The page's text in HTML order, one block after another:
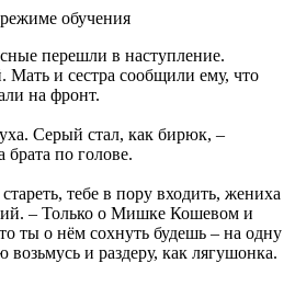
обучения
перешли в наступление.
Мать и сестра сообщили ему, что
на фронт.
Серый стал, как бирюк, –
по голове.
тебе в пору входить, жениха
– Только о Мишке Кошевом и
ты о нём сохнуть будешь – на одну
возьмусь и раздеру, как лягушонка.